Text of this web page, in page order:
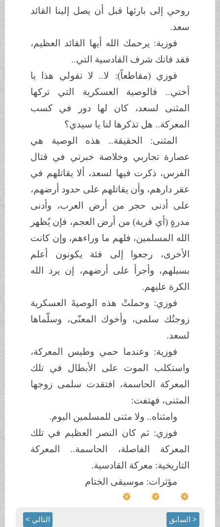
روحي إلى بارئها قبل أن يصل إلينا القائد
سعد.
فوزية: يرحمك الله أيها القائد العظيم،
فقد فاتك شرف القادسية التي..
فوزي (مقاطعاً): لا.. لا تقولي هذا يا
أختي.. فالوصية العسكرية التي تركها
المثنى لسعد، كان لها دور في كسب
المعركة.. هل تذكرها لنا يا سيدي؟
المثنى: الحقيقة.. هذه الوصية هي
عصارة تجاربي وخلاصة خبرتي في قتال
الفرس، ذكرت فيها لسعد، ألا يقاتلهم في
عقر دارهم، وأن يقاتلهم على حدود أرضهم،
على أدنى حجر من أرض العرب، وأدنى
مدرةٍ (أي قرية) من أرض العجم، فإن يُظهر
الله المسلمين، فلهم ما وراءهم، وإن كانت
الأخرى، رجعوا إلى فئة يكونون أعلم
بسبلهم، وأجرأ على أرضهم، إن يرد الله
الكرة عليهم.
فوزي: وحملتْ هذه الوصيةَ العسكرية
زوجتُك سلمى، وأخوك المعنّى، وسلّماها
لسعد.
فوزية: وعندما حمي وطيس المعركة،
واستكلب الموت على الأبطال في تلك
المعركة الحاسمة، افتقدت سلمى زوجها
المثنى، فهتفت:
وامثناه.. ولا مثنى للمسلمين اليوم.
فوزي: ثم كان النصر العظيم في تلك
المعركة الفاصلة، الحاسمة.. المعركة
التاريخية: معركة القادسية.
مؤثرات: موسيقى الختام
< السابق التالي >